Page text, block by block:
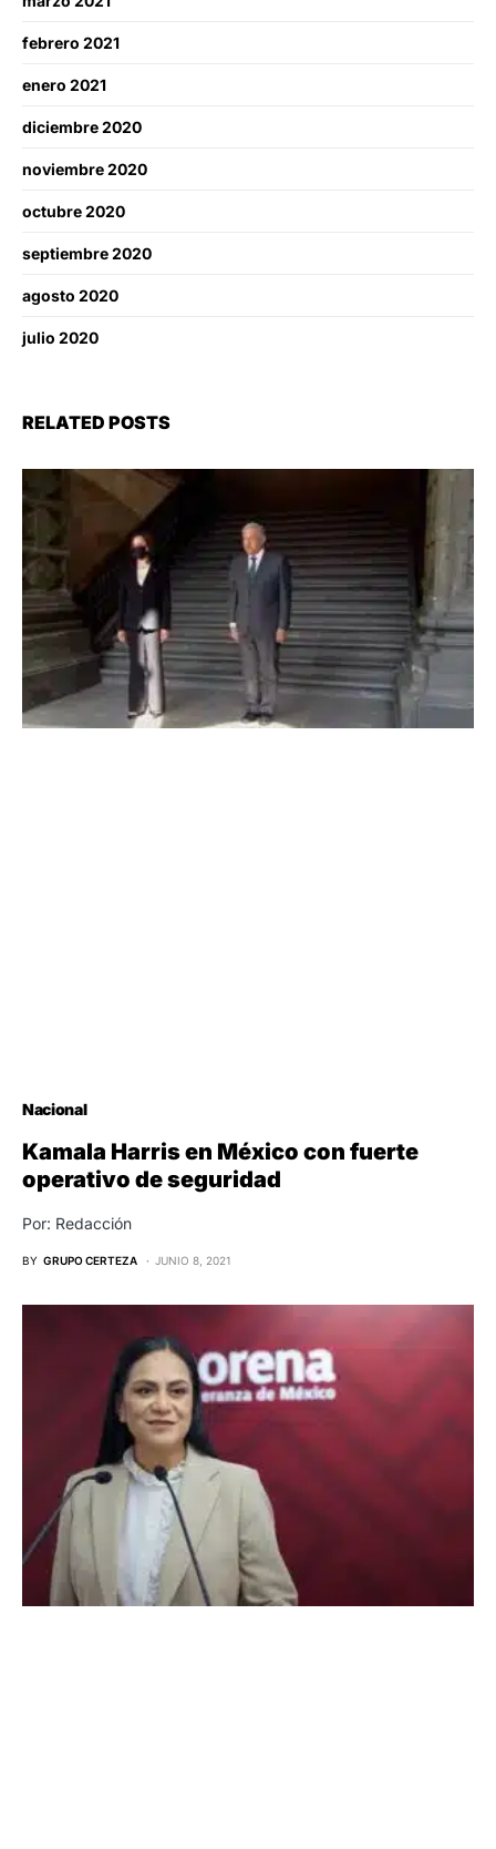
febrero 2021
enero 2021
diciembre 2020
noviembre 2020
octubre 2020
septiembre 2020
agosto 2020
julio 2020
RELATED POSTS
Nacional
Kamala Harris en México con fuerte
operativo de seguridad
Por: Redacción
BY GRUPO CERTEZA JUNIO 8, 2021